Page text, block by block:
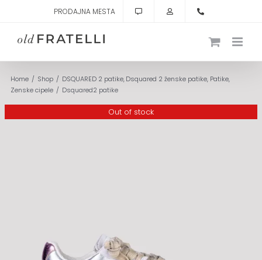
content
PRODAJNA MESTA
Home Shop DSQUARED 2 patike Dsquared 2 ženske patike Patike
Zenske cipele
Dsquared2 patike
Out of stock